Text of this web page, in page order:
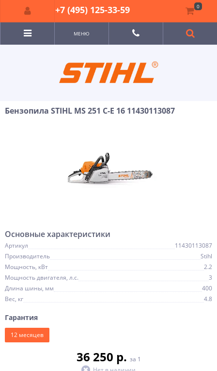
МЕНЮ
Бензопила STIHL MS 251 C-E 16 11430113087
Основные характеристики
Артикул
11430113087
Производитель
Stihl
Мощность, кВт
2.2
Мощность двигателя, л.с.
3
Длина шины, мм
400
Вес, кг
4.8
Гарантия
12 месяцев
36 250 p. за 1
+7 (495) 125-33-59 0